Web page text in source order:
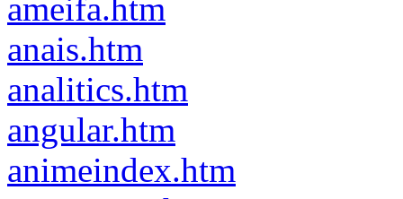
ameifa.htm
anais.htm
analitics.htm
angular.htm
animeindex.htm